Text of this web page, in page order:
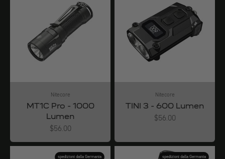
Nitecore
MT1C Pro - 1000
Lumen
Angebot
$56.00
Nitecore
TINI 3 - 600 Lumen
Angebot
$56.00
spedizioni dalla Germania spedizioni dalla Germania